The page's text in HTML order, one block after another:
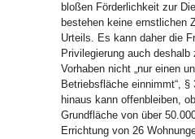
bloßen Förderlichkeit zur
bestehen keine ernstlichen
Urteils. Es kann daher die
Privilegierung auch
Vorhaben nicht „nur einen
Betriebsfläche einnimmt“,
hinaus kann offenbleiben,
Grundfläche von über
Errichtung von 26